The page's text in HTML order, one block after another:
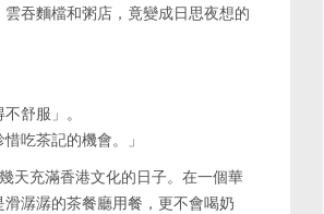
吞麵檔和粥店，竟變成日思夜想的
舒服」。
吃茶記的機會。」
天充滿香港文化的日子。在一個華
潺潺的茶餐廳用餐，更不會喝奶